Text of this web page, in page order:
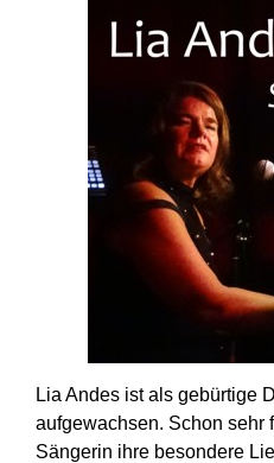
Lia Andes ist als gebürtige
aufgewachsen. Schon sehr
Sängerin ihre besondere